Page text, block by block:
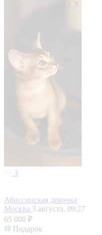
3
Абиссинская девочка
Москва 3 августа, 09:27
65 000 ₽
Подарок